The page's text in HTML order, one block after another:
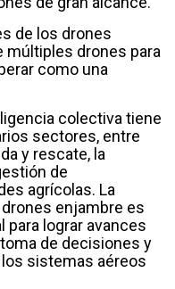
de los drones
múltiples drones para
como una
colectiva tiene
sectores, entre
y rescate, la
de
agrícolas. La
enjambre es
para lograr avances
de decisiones y
sistemas aéreos